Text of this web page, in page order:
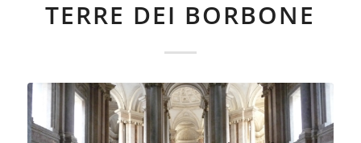
TERRE DEI BORBONE